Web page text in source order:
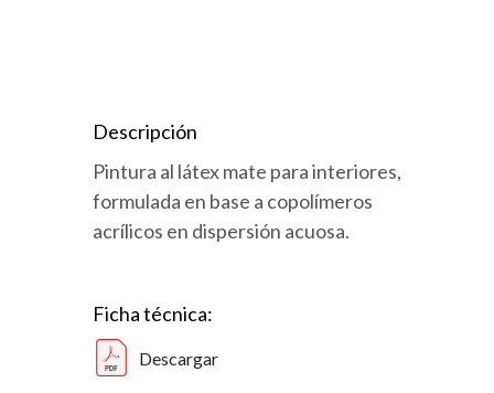
Descripción
Pintura al látex mate para interiores,
formulada en base a copolímeros
acrílicos en dispersión acuosa.
Ficha técnica:
Descargar